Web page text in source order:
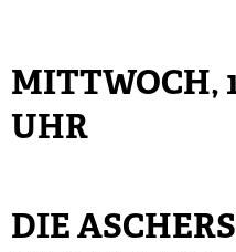
MITTWOCH,
UHR
DIE